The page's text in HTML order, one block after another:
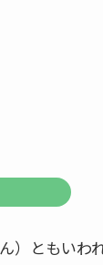
ともいわれ